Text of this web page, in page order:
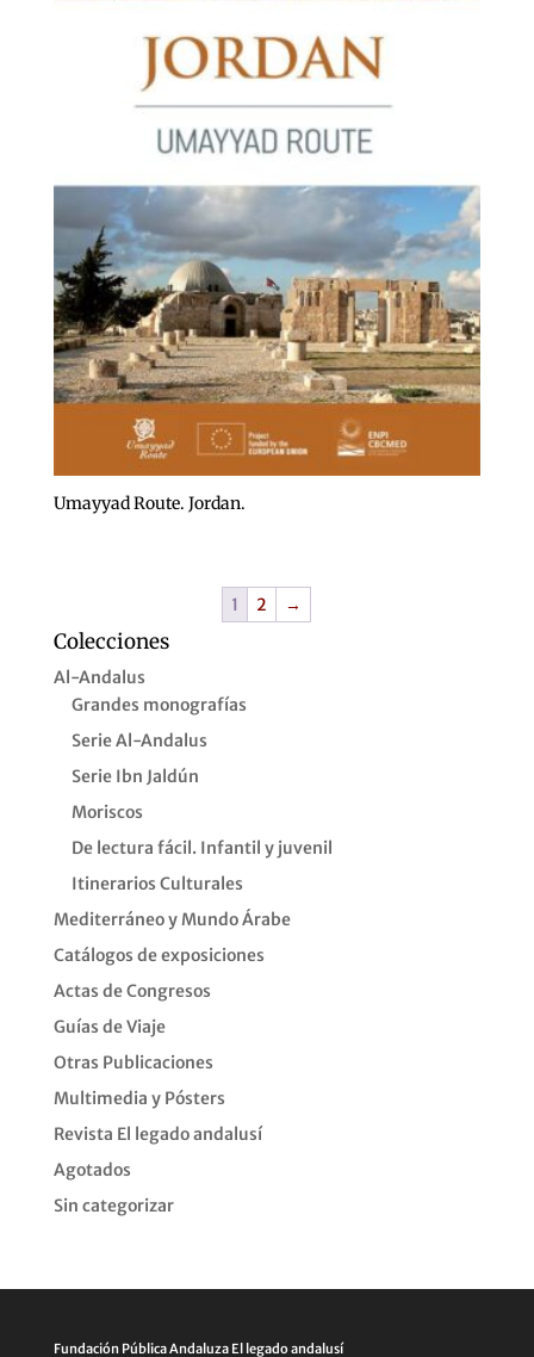
Umayyad Route. Jordan.
1 2 →
Colecciones
Al-Andalus
Grandes monografías
Serie Al-Andalus
Serie Ibn Jaldún
Moriscos
De lectura fácil. Infantil y juvenil
Itinerarios Culturales
Mediterráneo y Mundo Árabe
Catálogos de exposiciones
Actas de Congresos
Guías de Viaje
Otras Publicaciones
Multimedia y Pósters
Revista El legado andalusí
Agotados
Sin categorizar
Fundación Pública Andaluza El legado andalusí